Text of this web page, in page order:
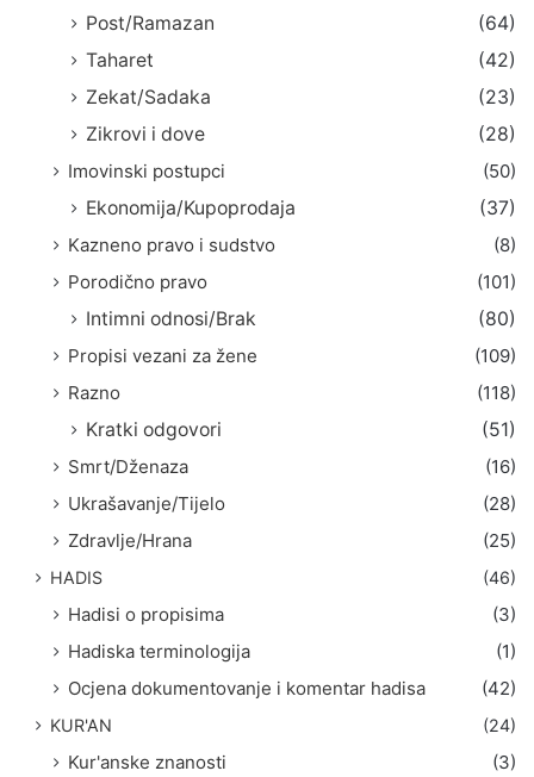
Post/Ramazan
(64)
Taharet
(42)
Zekat/Sadaka
(23)
Zikrovi i dove
(28)
Imovinski postupci
(50)
Ekonomija/Kupoprodaja
(37)
Kazneno pravo i sudstvo
(8)
Porodično pravo
(101)
Intimni odnosi/Brak
(80)
Propisi vezani za žene
(109)
Razno
(118)
Kratki odgovori
(51)
Smrt/Dženaza
(16)
Ukrašavanje/Tijelo
(28)
Zdravlje/Hrana
(25)
HADIS (46)
Hadisi o propisima
(3)
Hadiska terminologija
(1)
Ocjena dokumentovanje i komentar hadisa
(42)
KUR'AN (24)
Kur'anske znanosti
(3)